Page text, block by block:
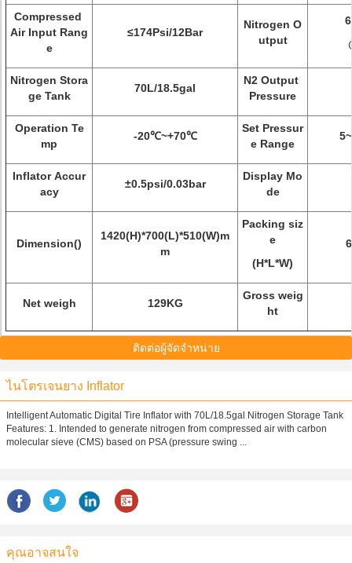
Compressed
Air Input Rang
e
≤174Psi/12Bar
Nitrogen O
utput
Nitrogen Stora
ge Tank
70L/18.5gal
N2 Output
Pressure
Operation Te
mp
-20℃~+70℃
Set Pressur
e Range
Inflator Accur
acy
±0.5psi/0.03bar
Display Mo
de
Dimension()
1420(H)*700(L)*510(W)m
m
Packing siz
e
(H*L*W)
Net weigh 129KG
Gross weig
ht
ติดต่อผู้จัดจำหน่าย
ไนโตรเจนยาง Inflator
Intelligent Automatic Digital Tire Inflator with 70L/18.5gal Nitrogen Storage Tank
Features: 1. Intended to generate nitrogen from compressed air with carbon
molecular sieve (CMS) based on PSA (pressure swing ...
คุณอาจสนใจ